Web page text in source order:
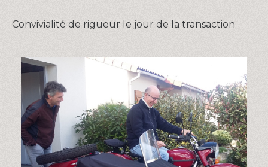
Convivialité de rigueur le jour de la transaction